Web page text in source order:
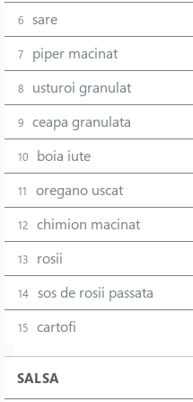
6 sare
7 piper macinat
8 usturoi granulat
9 ceapa granulata
10 boia iute
11 oregano uscat
12 chimion macinat
13 rosii
14 sos de rosii passata
15 cartofi
SALSA